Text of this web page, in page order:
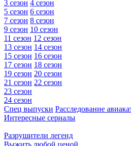
3 сезон 4 сезон
5 сезон 6 сезон
7 сезон 8 сезон
9 сезон 10 сезон
11 сезон 12 сезон
13 сезон 14 сезон
15 сезон 16 сезон
17 сезон 18 сезон
19 сезон 20 сезон
21 сезон 22 сезон
23 сезон
24 сезон
Спец выпуски Расследование
Интересные сериалы
Разрушители легенд
Выжить любой ценой